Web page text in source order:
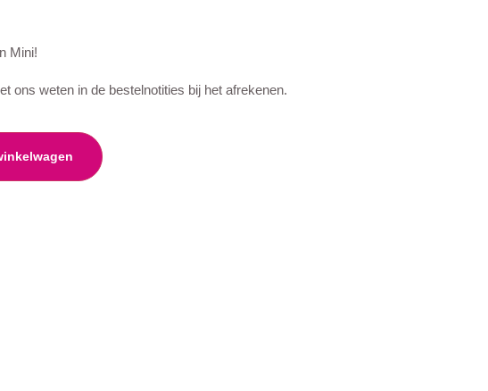
Mini!
ons weten in de bestelnotities bij het afrekenen.